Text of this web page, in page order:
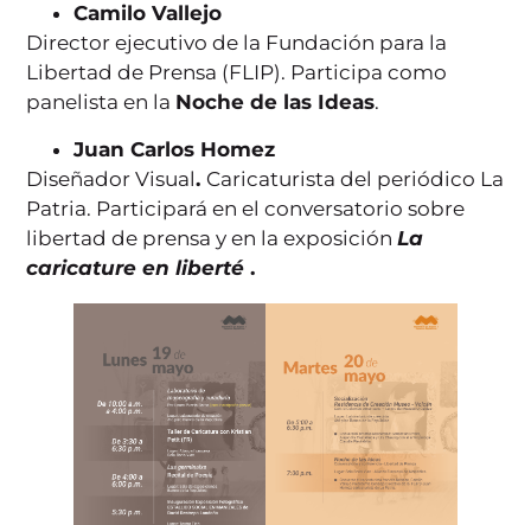
Camilo Vallejo
Director ejecutivo de la Fundación para la
Libertad de Prensa (FLIP). Participa como
panelista en la Noche de las Ideas.
Juan Carlos Homez
Diseñador Visual. Caricaturista del periódico La
Patria. Participará en el conversatorio sobre
libertad de prensa y en la exposiciónLa
caricature en liberté .